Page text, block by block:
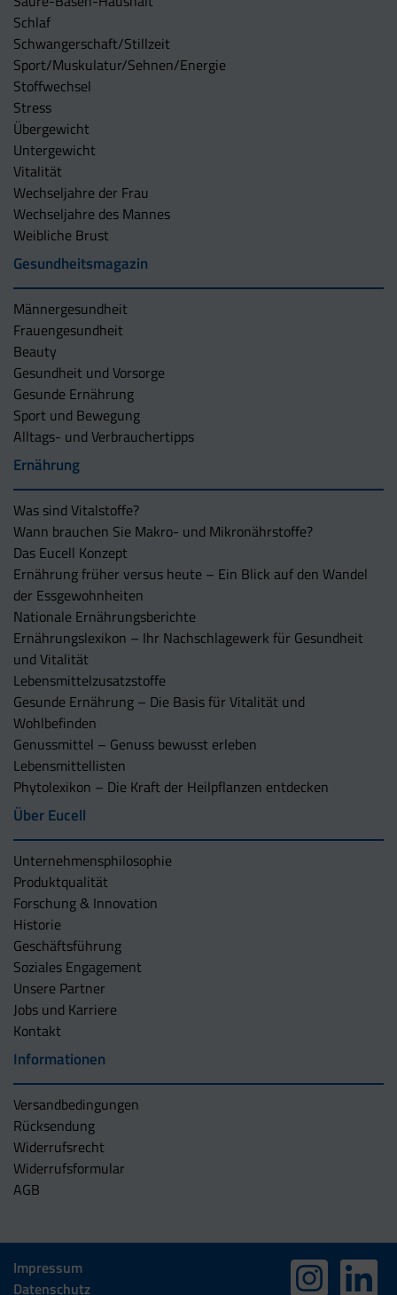
Schlaf
Schwangerschaft/Stillzeit
Sport/Muskulatur/Sehnen/Energie
Stoffwechsel
Stress
Übergewicht
Untergewicht
Vitalität
Wechseljahre der Frau
Wechseljahre des Mannes
Weibliche Brust
Gesundheitsmagazin
Männergesundheit
Frauengesundheit
Beauty
Gesundheit und Vorsorge
Gesunde Ernährung
Sport und Bewegung
Alltags- und Verbrauchertipps
Ernährung
Was sind Vitalstoffe?
Wann brauchen Sie Makro- und Mikronährstoffe?
Das Eucell Konzept
Ernährung früher versus heute – Ein Blick auf den Wandel
der Essgewohnheiten
Nationale Ernährungsberichte
Ernährungslexikon – Ihr Nachschlagewerk für Gesundheit
und Vitalität
Lebensmittelzusatzstoffe
Gesunde Ernährung – Die Basis für Vitalität und
Wohlbefinden
Genussmittel – Genuss bewusst erleben
Lebensmittellisten
Phytolexikon – Die Kraft der Heilpflanzen entdecken
Über Eucell
Unternehmens­philosophie
Produktqualität
Forschung & Innovation
Historie
Geschäftsführung
Soziales Engagement
Unsere Partner
Jobs und Karriere
Kontakt
Informationen
Versandbedingungen
Rücksendung
Widerrufsrecht
Widerrufsformular
AGB
Impressum
Datenschutz